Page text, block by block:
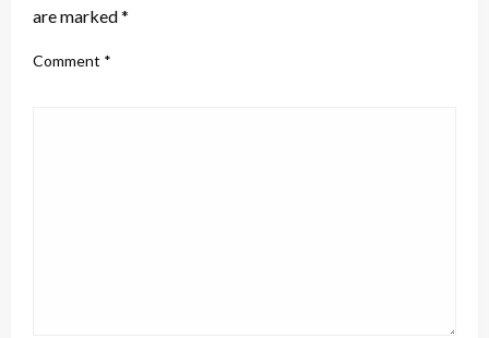
are marked*
Comment *